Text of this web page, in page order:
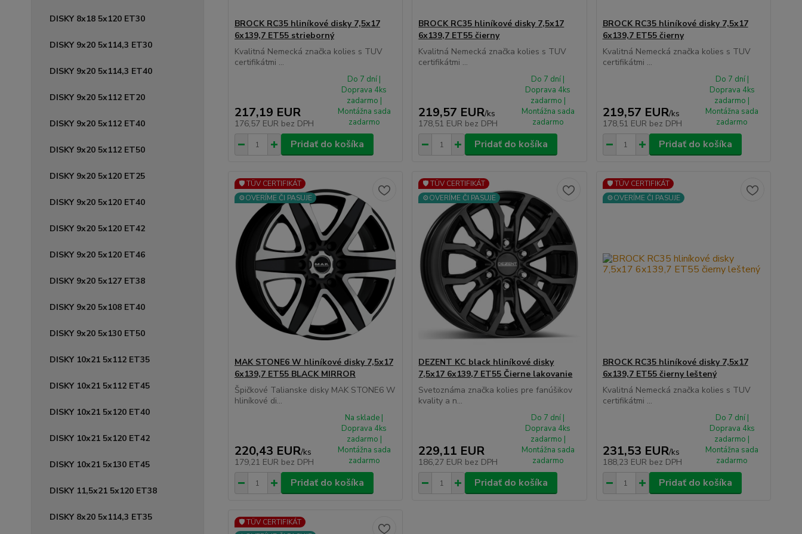
DISKY 8x18 5x120 ET30
DISKY 9x20 5x114,3 ET30
DISKY 9x20 5x114,3 ET40
DISKY 9x20 5x112 ET20
DISKY 9x20 5x112 ET40
DISKY 9x20 5x112 ET50
DISKY 9x20 5x120 ET25
DISKY 9x20 5x120 ET40
DISKY 9x20 5x120 ET42
DISKY 9x20 5x120 ET46
DISKY 9x20 5x127 ET38
DISKY 9x20 5x108 ET40
DISKY 9x20 5x130 ET50
DISKY 10x21 5x112 ET35
DISKY 10x21 5x112 ET45
DISKY 10x21 5x120 ET40
DISKY 10x21 5x120 ET42
DISKY 10x21 5x130 ET45
DISKY 11,5x21 5x120 ET38
DISKY 8x20 5x114,3 ET35
BROCK RC35 hliníkové disky 7,5x17
6x139,7 ET55 strieborný
Kvalitná Nemecká značka kolies s TUV
certifikátmi ...
217,19 EUR
176,57 EUR bez DPH
Do 7 dní |
Doprava 4ks
zadarmo |
Montážna sada
zadarmo
Pridať do košíka
BROCK RC35 hliníkové disky 7,5x17
6x139,7 ET55 čierny
Kvalitná Nemecká značka kolies s TUV
certifikátmi ...
219,57 EUR/ks
178,51 EUR bez DPH
Do 7 dní |
Doprava 4ks
zadarmo |
Montážna sada
zadarmo
Pridať do košíka
BROCK RC35 hliníkové disky 7,5x17
6x139,7 ET55 čierny
Kvalitná Nemecká značka kolies s TUV
certifikátmi ...
219,57 EUR/ks
178,51 EUR bez DPH
Do 7 dní |
Doprava 4ks
zadarmo |
Montážna sada
zadarmo
Pridať do košíka
🛡️ TÜV CERTIFIKÁT
⚙️OVERÍME ČI PASUJE
MAK STONE6 W hliníkové disky 7,5x17
6x139,7 ET55 BLACK MIRROR
Špičkové Talianske disky MAK STONE6 W
hliníkové di...
220,43 EUR/ks
179,21 EUR bez DPH
Na sklade |
Doprava 4ks
zadarmo |
Montážna sada
zadarmo
Pridať do košíka
🛡️ TÜV CERTIFIKÁT
⚙️OVERÍME ČI PASUJE
DEZENT KC black hliníkové disky
7,5x17 6x139,7 ET55 Čierne lakovanie
Svetoznáma značka kolies pre fanúšikov
kvality a n...
229,11 EUR
186,27 EUR bez DPH
Do 7 dní |
Doprava 4ks
zadarmo |
Montážna sada
zadarmo
Pridať do košíka
🛡️ TÜV CERTIFIKÁT
⚙️OVERÍME ČI PASUJE
BROCK RC35 hliníkové disky 7,5x17
6x139,7 ET55 čierny leštený
Kvalitná Nemecká značka kolies s TUV
certifikátmi ...
231,53 EUR/ks
188,23 EUR bez DPH
Do 7 dní |
Doprava 4ks
zadarmo |
Montážna sada
zadarmo
Pridať do košíka
🛡️ TÜV CERTIFIKÁT